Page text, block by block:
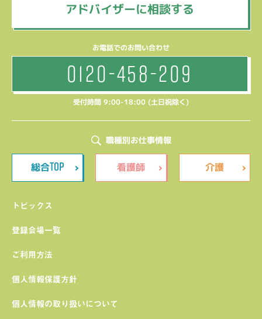
アドバイザーに相談する
お電話でのお問い合わせ
0120-458-209
受付時間 9:00-18:00 (土日祝除く)
職種別お仕事情報
総合TOP 看護師 介護
トピックス
登録会場一覧
ご利用方法
個人情報保護方針
個人情報の取り扱いについて